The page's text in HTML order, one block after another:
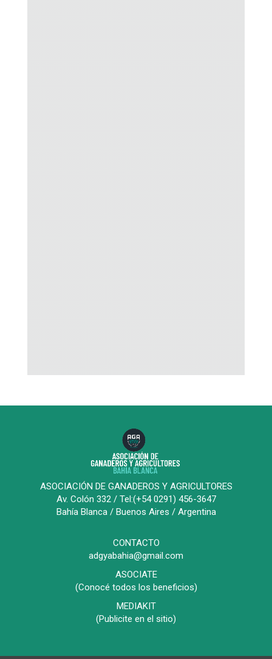
ASOCIACIÓN DE GANADEROS Y AGRICULTORES
Av. Colón 332 / Tel:(+54 0291) 456-3647
Bahía Blanca / Buenos Aires / Argentina
CONTACTO
adgyabahia@gmail.com
ASOCIATE
(Conocé todos los beneficios)
MEDIAKIT
(Publicite en el sitio)